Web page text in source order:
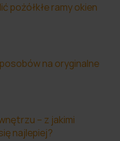
pożółkłe ramy okien
na oryginalne
– z jakimi
najlepiej?